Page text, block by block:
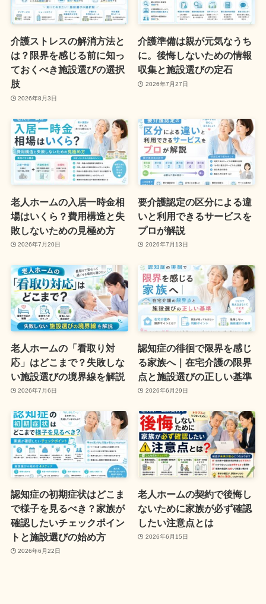
介護ストレスの解消方法と
は？限界を感じる前に知っ
ておくべき施設選びの選択
肢
2026年8月3日
介護準備は親が元気なうち
に。後悔しないための情報
収集と施設選びの定石
2026年7月27日
老人ホームの入居一時金相
場はいくら？費用構造と失
敗しないための見極め方
2026年7月20日
要介護認定の区分による違
いと利用できるサービスを
プロが解説
2026年7月13日
老人ホームの「看取り対
応」はどこまで？失敗しな
い施設選びの境界線を解説
2026年7月6日
認知症の徘徊で限界を感じ
る家族へ｜在宅介護の限界
点と施設選びの正しい基準
2026年6月29日
認知症の初期症状はどこま
で様子を見るべき？家族が
確認したいチェックポイン
トと施設選びの始め方
2026年6月22日
老人ホームの契約で後悔し
ないために家族が必ず確認
したい注意点とは
2026年6月15日